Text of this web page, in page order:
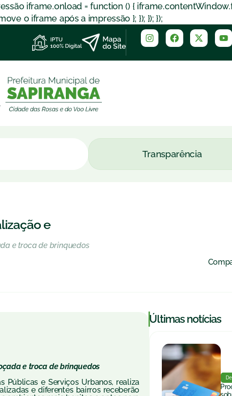
iframe.onload = function () {
o iframe após a impressão }; }); }); });
Transparência
e
e troca de brinquedos
e troca de brinquedos
Públicas e Serviços Urbanos, realiza
e diferentes bairros receberão
|Últimas notícias